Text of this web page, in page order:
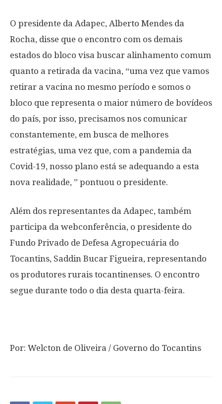
O presidente da Adapec, Alberto Mendes da
Rocha, disse que o encontro com os demais
estados do bloco visa buscar alinhamento comum
quanto a retirada da vacina, “uma vez que vamos
retirar a vacina no mesmo período e somos o
bloco que representa o maior número de bovídeos
do país, por isso, precisamos nos comunicar
constantemente, em busca de melhores
estratégias, uma vez que, com a pandemia da
Covid-19, nosso plano está se adequando a esta
nova realidade, ” pontuou o presidente.
Além dos representantes da Adapec, também
participa da webconferência, o presidente do
Fundo Privado de Defesa Agropecuária do
Tocantins, Saddin Bucar Figueira, representando
os produtores rurais tocantinenses. O encontro
segue durante todo o dia desta quarta-feira.
Por: Welcton de Oliveira / Governo do Tocantins